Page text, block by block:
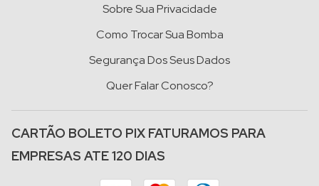
Sobre Sua Privacidade
Como Trocar Sua Bomba
Segurança Dos Seus Dados
Quer Falar Conosco?
CARTÃO BOLETO PIX FATURAMOS PARA
EMPRESAS ATE 120 DIAS